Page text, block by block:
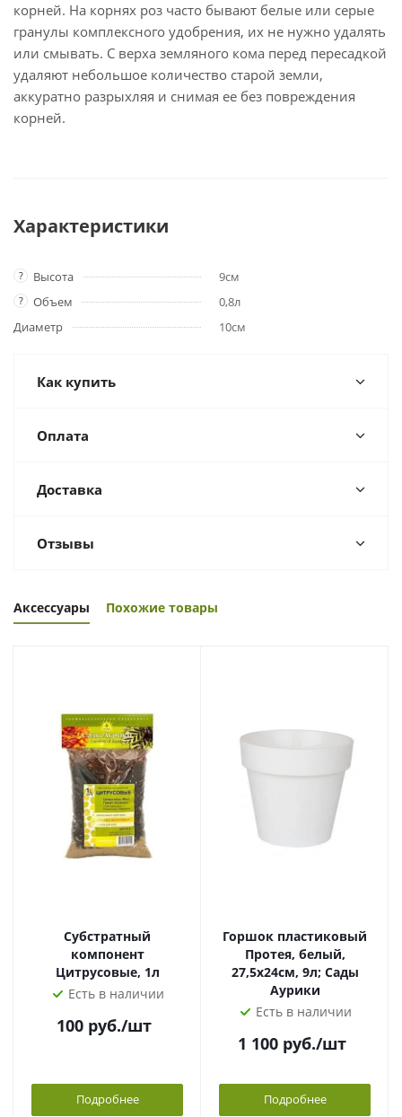
корней. На корнях роз часто бывают белые или серые
гранулы комплексного удобрения, их не нужно удалять
или смывать. С верха земляного кома перед пересадкой
удаляют небольшое количество старой земли,
аккуратно разрыхляя и снимая ее без повреждения
корней.
Характеристики
? Высота 9см
? Объем
0,8л
Диаметр
10см
Как купить
Оплата
Доставка
Отзывы
Аксессуары Похожие товары
Субстратный
компонент
Цитрусовые, 1л
Есть в наличии
100 руб./шт
Подробнее
Горшок пластиковый
Протея, белый,
27,5х24см, 9л; Сады
Аурики
Есть в наличии
1 100руб./шт
Подробнее